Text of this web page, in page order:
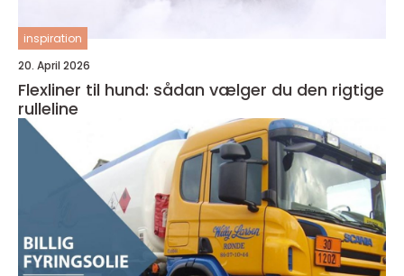
inspiration
20. April 2026
Flexliner til hund: sådan vælger du den rigtige
rulleline